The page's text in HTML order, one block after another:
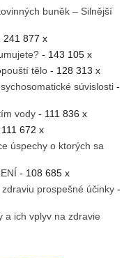
buněk – Silnější
241 877 x
- 143 105 x
tělo - 128 313 x
súvislosti -
vody - 111 836 x
672 x
úspechy o ktorých sa
- 108 685 x
prospešné účinky -
a ich vplyv na zdravie